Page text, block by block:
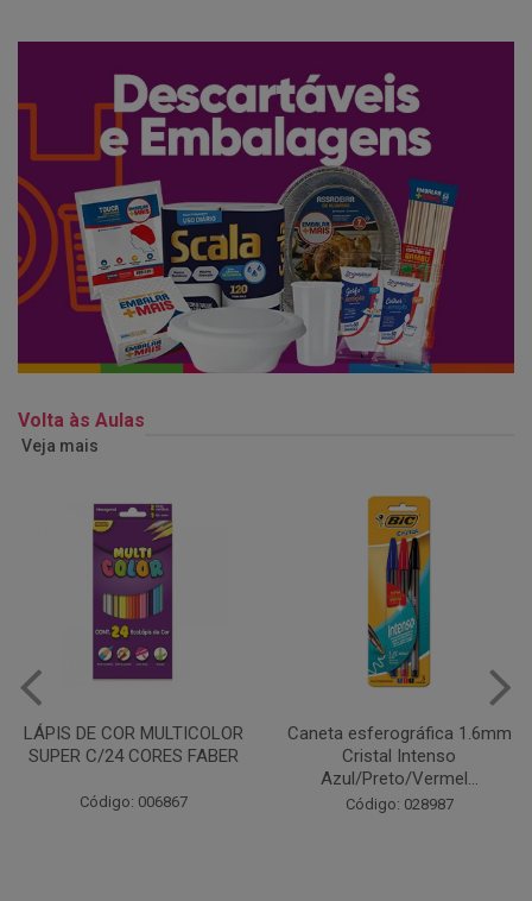
Volta às Aulas
Veja mais
Caneta esferográfica 1.6mm
Cristal Intenso
Código: 028987
COLA EM BASTÃO 40G - LEO
& LEO
Código: 028164